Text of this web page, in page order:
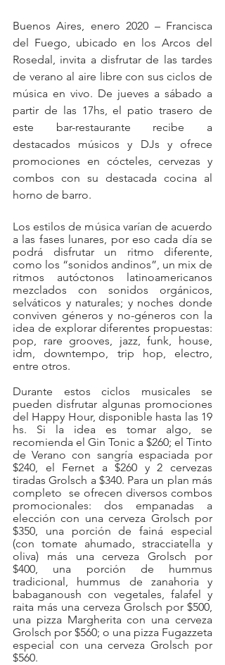
Buenos Aires, enero 2020 – Francisca
del Fuego, ubicado en los Arcos del
Rosedal, invita a disfrutar de las tardes
de verano al aire libre con sus ciclos de
música en vivo. De jueves a sábado a
partir de las 17hs, el patio trasero de
este bar-restaurante recibe a
destacados músicos y DJs y ofrece
promociones en cócteles, cervezas y
combos con su destacada cocina al
horno de barro.
Los estilos de música varían de acuerdo
a las fases lunares, por eso cada día se
podrá disfrutar un ritmo diferente,
como los “sonidos andinos”, un mix de
ritmos autóctonos latinoamericanos
mezclados con sonidos orgánicos,
selváticos y naturales; y noches donde
conviven géneros y no-géneros con la
idea de explorar diferentes propuestas:
pop, rare grooves, jazz, funk, house,
idm, downtempo, trip hop, electro,
entre otros.
Durante estos ciclos musicales se
pueden disfrutar algunas promociones
del Happy Hour, disponible hasta las 19
hs. Si la idea es tomar algo, se
recomienda el Gin Tonic a $260; el Tinto
de Verano con sangría espaciada por
$240, el Fernet a $260 y 2 cervezas
tiradas Grolsch a $340. Para un plan más
completo  se ofrecen diversos combos
promocionales: dos empanadas a
elección con una cerveza Grolsch por
$350, una porción de fainá especial
(con tomate ahumado, stracciatella y
oliva) más una cerveza Grolsch por
$400, una porción de hummus
tradicional, hummus de zanahoria y
babaganoush con vegetales, falafel y
raita más una cerveza Grolsch por $500,
una pizza Margherita con una cerveza
Grolsch por $560; o una pizza Fugazzeta
especial con una cerveza Grolsch por
$560.